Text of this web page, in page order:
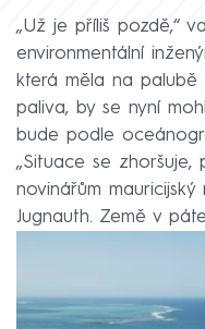
„Už je příliš pozdě,“
environmentální
která měla na
paliva, by se nyní
bude podle
„Situace se zhoršuje,
novinářům mauricijský
Jugnauth. Země v